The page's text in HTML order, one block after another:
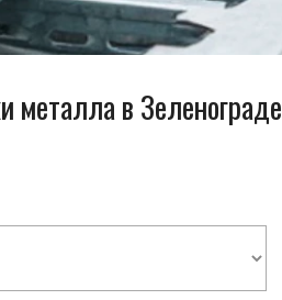
металла в Зеленограде